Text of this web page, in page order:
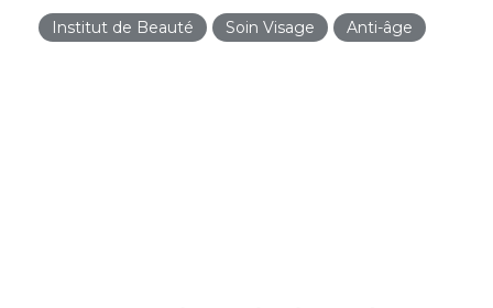
Institut de Beauté Soin Visage Anti-âge